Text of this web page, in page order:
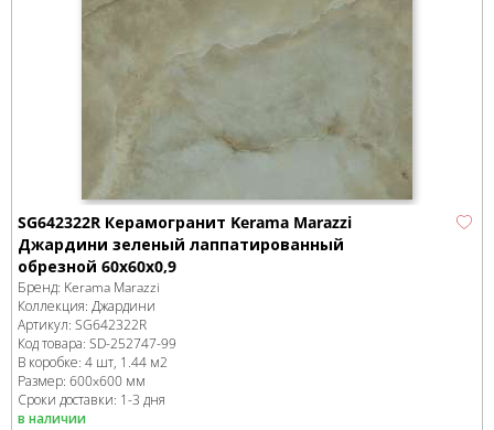
SG642322R Керамогранит Kerama Marazzi
Джардини зеленый лаппатированный
обрезной 60x60x0,9
Бренд: Kerama Marazzi
Коллекция: Джардини
Артикул: SG642322R
Код товара: SD-252747-99
В коробке: 4 шт, 1.44 м2
Размер: 600x600 мм
Сроки доставки: 1-3 дня
в наличии